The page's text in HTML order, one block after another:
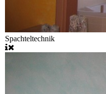
Spachteltechnik